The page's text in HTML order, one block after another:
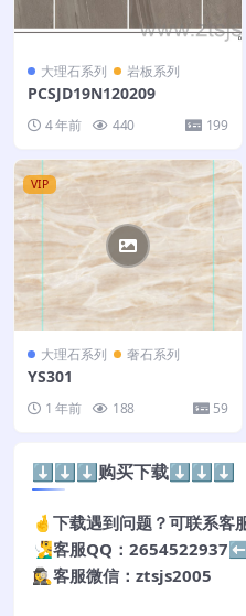
大理石系列 岩板系列
PCSJD19N120209
4 年前 440 199
VIP
大理石系列 奢石系列
YS301
1 年前 188 59
⬇️⬇️⬇️购买下载⬇️⬇️⬇️
🤞下载遇到问题？可联系客
🧏‍♂️客服QQ：
🕵️‍♀️客服微信：ztsjs2005